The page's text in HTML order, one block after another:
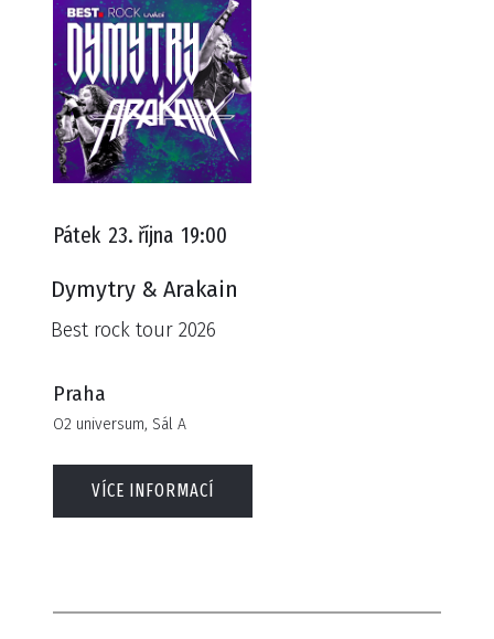
Pátek 23. října 19:00
Dymytry & Arakain
Best rock tour 2026
Praha
O2 universum, Sál A
VÍCE INFORMACÍ